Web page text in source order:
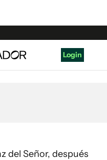
Login
del Señor, después